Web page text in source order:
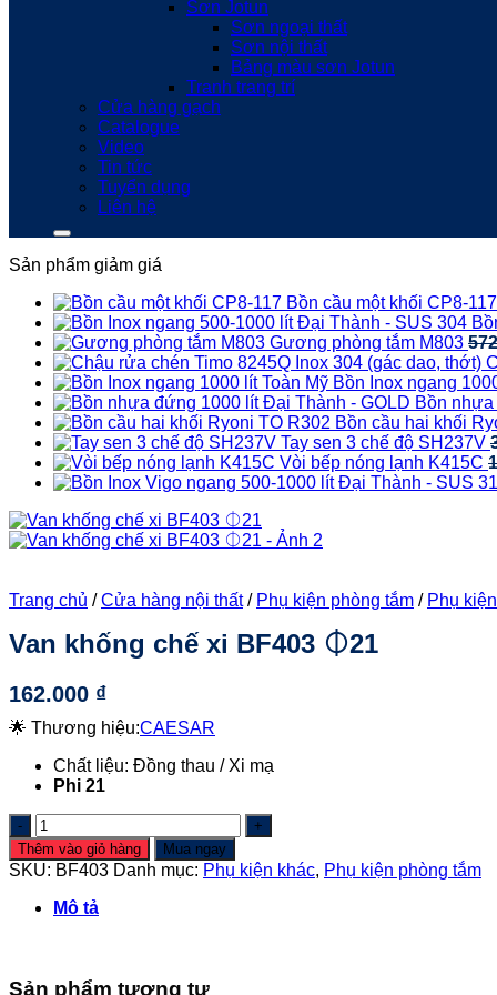
Sơn Jotun
Sơn ngoại thất
Sơn nội thất
Bảng màu sơn Jotun
Tranh trang trí
Cửa hàng gạch
Catalogue
Video
Tin tức
Tuyển dụng
Liên hệ
Sản phẩm giảm giá
Bồn cầu một khối CP8-117
Gương phòng tắm M803
Bồn Inox ngang
Bồn
Bồn cầu hai khối
Tay sen 3 chế độ SH237V
Vòi bếp nóng lạnh K415C
Trang chủ / Cửa hàng nội thất / Phụ kiện phòng tắm / Phụ
Van khống chế xi BF403 ⏀21
162.000 ₫
🌟 Thương hiệu:CAESAR
Chất liệu: Đồng thau / Xi mạ
Phi 21
Van
khống
chế
xi
BF403
⏀21
Thêm vào giỏ hàng Mua ngay
SKU: BF403 Danh mục: Phụ kiện khác, Phụ kiện phòng tắm
Mô tả
Sản phẩm tương tự